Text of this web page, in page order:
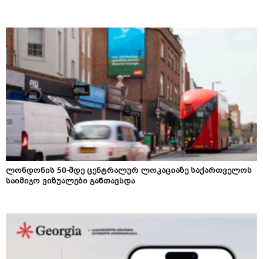
ლონდონის 50-მდე ცენტრალურ ლოკაციაზე საქართველოს
საიმიჯო ვიზუალები განთავსდა